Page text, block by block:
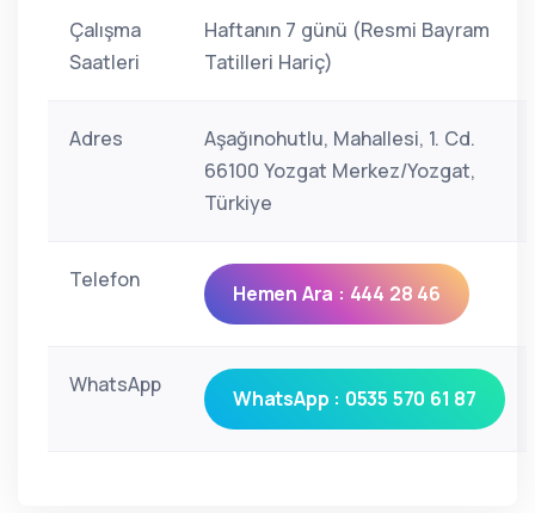
Çalışma
Saatleri
Haftanın 7 günü (Resmi Bayram
Tatilleri Hariç)
Adres
Aşağınohutlu, Mahallesi, 1. Cd.
66100 Yozgat Merkez/Yozgat,
Türkiye
Telefon
Hemen Ara : 444 28 46
WhatsApp
WhatsApp : 0535 570 61 87